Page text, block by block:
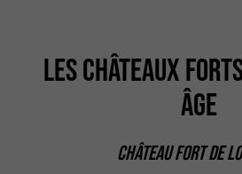
LES CHÂTEAUX
ÂGE
CHÂTEAU FORT DE